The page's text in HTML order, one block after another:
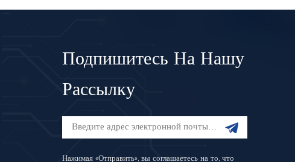
Подпишитесь На Нашу
Рассылку
Нажимая «Отправить», вы соглашаетесь на то, что